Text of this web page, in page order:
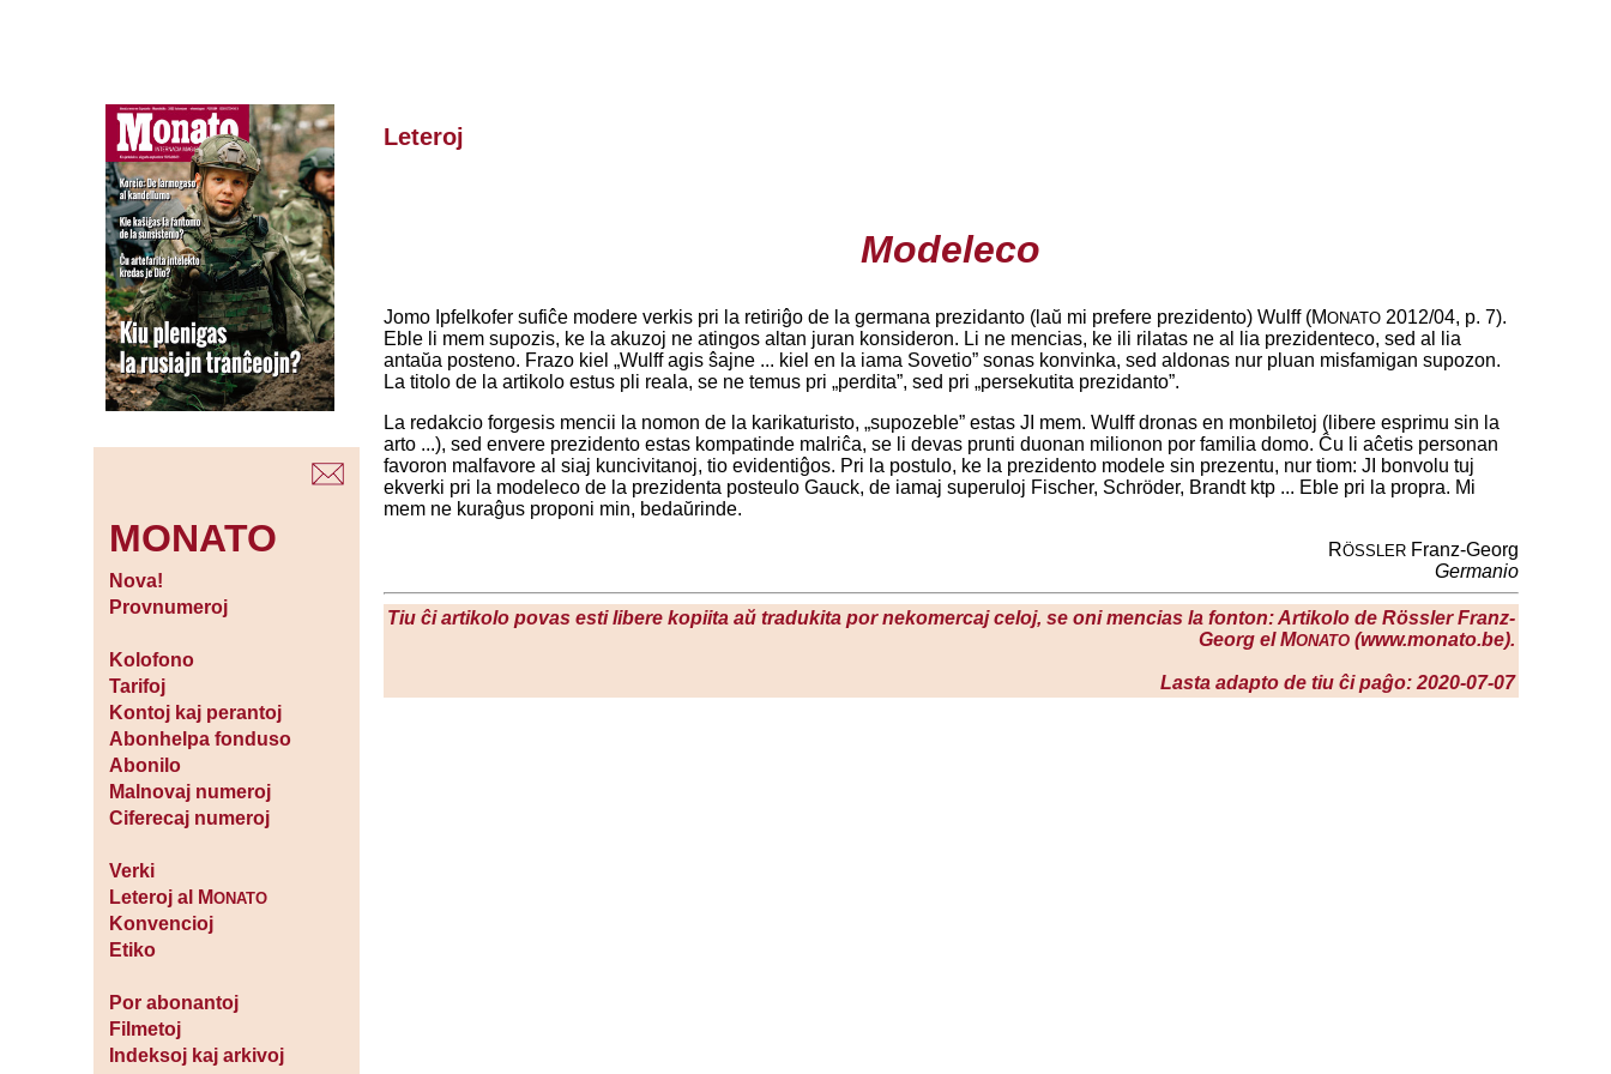
MONATO
Nova!
Provnumeroj
Kolofono
Tarifoj
Kontoj kaj perantoj
Abonhelpa fonduso
Abonilo
Malnovaj numeroj
Ciferecaj numeroj
Verki
Leteroj al MONATO
Konvencioj
Etiko
Por abonantoj
Filmetoj
Indeksoj kaj arkivoj
Leteroj
Modeleco
Jomo Ipfelkofer sufiĉe modere verkis pri la retiriĝo de la germana prezidanto (laŭ mi prefere prezidento) Wulff (MONATO2012/04, p. 7).
Eble li mem supozis, ke la akuzoj ne atingos altan juran konsideron. Li ne mencias, ke ili rilatas ne al lia prezidenteco, sed al lia
antaŭa posteno. Frazo kiel „Wulff agis ŝajne ... kiel en la iama Sovetio” sonas konvinka, sed aldonas nur pluan misfamigan supozon.
La titolo de la artikolo estus pli reala, se ne temus pri „perdita”, sed pri „persekutita prezidanto”.
La redakcio forgesis mencii la nomon de la karikaturisto, „supozeble” estas JI mem. Wulff dronas en monbiletoj (libere esprimu sin la
arto ...), sed envere prezidento estas kompatinde malriĉa, se li devas prunti duonan milionon por familia domo. Ĉu li aĉetis personan
favoron malfavore al siaj kuncivitanoj, tio evidentiĝos. Pri la postulo, ke la prezidento modele sin prezentu, nur tiom: JI bonvolu tuj
ekverki pri la modeleco de la prezidenta posteulo Gauck, de iamaj superuloj Fischer, Schröder, Brandt ktp ... Eble pri la propra. Mi
mem ne kuraĝus proponi min, bedaŭrinde.
RÖSSLERFranz-Georg
Germanio
Tiu ĉi artikolo povas esti libere kopiita aŭ tradukita por nekomercaj celoj, se oni mencias la fonton: Artikolo de Rössler Franz-
Georg el MONATO(www.monato.be).
Lasta adapto de tiu ĉi paĝo: 2020-07-07